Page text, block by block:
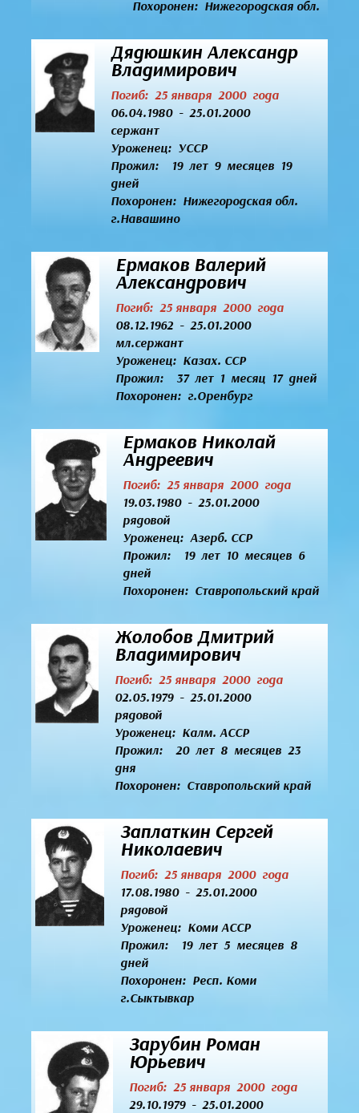
Похоронен: Нижегородская обл.
Дядюшкин Александр
Владимирович
Погиб: 25 января 2000 года
06.04.1980 - 25.01.2000
сержант
Уроженец:УССР
Прожил: 19 лет 9 месяцев 19
дней
Похоронен: Нижегородская обл.
г.Навашино
Ермаков Валерий
Александрович
Погиб: 25 января 2000 года
08.12.1962 - 25.01.2000
мл.сержант
Уроженец: Казах. ССР
Прожил: 37 лет 1 месяц 17 дней
Похоронен: г.Оренбург
Ермаков Николай
Андреевич
Погиб: 25 января 2000 года
19.03.1980 - 25.01.2000
рядовой
Уроженец: Азерб. ССР
Прожил: 19 лет 10 месяцев 6
дней
Похоронен: Ставропольский край
Жолобов Дмитрий
Владимирович
Погиб: 25 января 2000 года
02.05.1979 - 25.01.2000
рядовой
Уроженец: Калм. АССР
Прожил: 20 лет 8 месяцев 23
дня
Похоронен: Ставропольский край
Заплаткин Сергей
Николаевич
Погиб: 25 января 2000 года
17.08.1980 - 25.01.2000
рядовой
Уроженец: Коми АССР
Прожил: 19 лет 5 месяцев 8
дней
Похоронен: Респ. Коми
г.Сыктывкар
Зарубин Роман
Юрьевич
Погиб: 25 января 2000 года
29.10.1979 - 25.01.2000